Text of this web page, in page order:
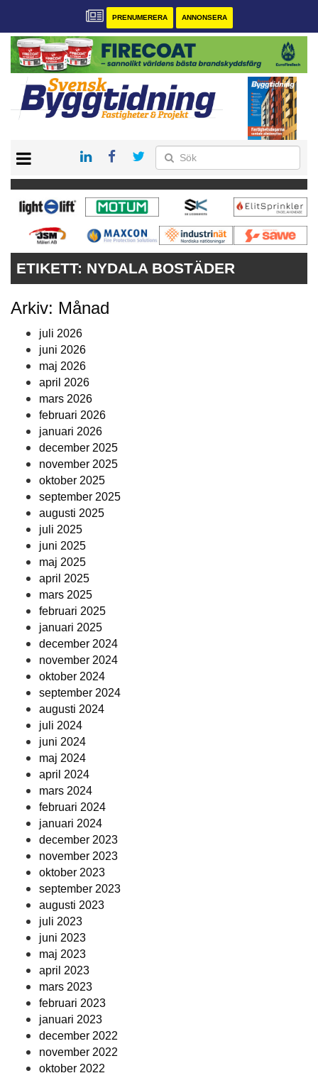
PRENUMERERA ANNONSERA
PRENUMERERA
VÅRA ANDRA MAGASIN
ANNONSERA
ETIKETT: NYDALA BOSTÄDER
Arkiv: Månad
juli 2026
juni 2026
maj 2026
april 2026
mars 2026
februari 2026
januari 2026
december 2025
november 2025
oktober 2025
september 2025
augusti 2025
juli 2025
juni 2025
maj 2025
april 2025
mars 2025
februari 2025
januari 2025
december 2024
november 2024
oktober 2024
september 2024
augusti 2024
juli 2024
juni 2024
maj 2024
april 2024
mars 2024
februari 2024
januari 2024
december 2023
november 2023
oktober 2023
september 2023
augusti 2023
juli 2023
juni 2023
maj 2023
april 2023
mars 2023
februari 2023
januari 2023
december 2022
november 2022
oktober 2022